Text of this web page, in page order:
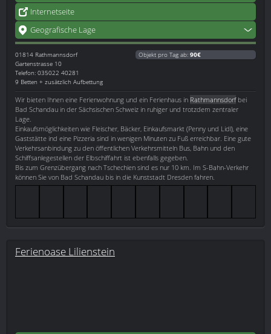
Internetseite
Geografische Lage
01814 Rathmannsdorf
Gartenstrasse 10
Telefon: 035022 40281
9 Betten + zusätzlich Aufbettung
Objekt pro Tag ab: 90€
Wir bieten Ihnen eine Ferienwohnung und ein Ferienhaus in Rathmannsdorfbei
Bad Schandau in der Sächsischen Schweiz in ruhiger und trotzdem zentraler
Lage.
Einkaufsmöglichkeiten wie Fleischer, Bäcker, Einkaufsmarkt (Penny und Lidl), eine
Gaststätte ind eine Pizzeria sind in wenigen Minuten zu Fuß erreichbar. Eine gute
Verkehrsanbindung zu den öffentlichen Verkehrsmitteln Bus, Bahn und den
Schiffsanlegestellen der Elbschiffahrt ist ebenfalls gegeben.
Bis zum Grenzübergang nach Tschechien sind es nur 10 km. Im S-Bahn-Verkehr
können Sie von Bad Schandau bis in die Kunststadt Dresden fahren.
Ferienoase Lilienstein